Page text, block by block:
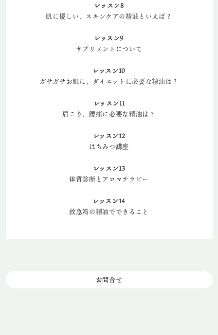
レッスン8
肌に優しい、スキンケアの精油といえば？
レッスン9
サプリメントについて
レッスン10
ガサガサお肌に、ダイエットに必要な精油は？
レッスン11
肩こり、腰痛に必要な精油は？
レッスン12
はちみつ講座
レッスン13
体質診断とアロマテラピー
レッスン14
救急箱の精油でできること
お問合せ